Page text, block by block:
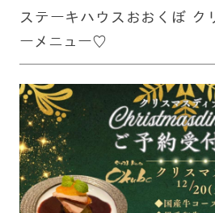
ステーキハウスおおくぼ ク
ーメニュー♡